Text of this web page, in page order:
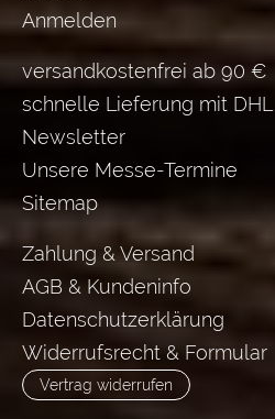
Anmelden
versandkostenfrei ab 90 €
schnelle Lieferung mit DHL
Newsletter
Unsere Messe-Termine
Sitemap
Zahlung & Versand
AGB & Kundeninfo
Datenschutzerklärung
Widerrufsrecht & Formular
Vertrag widerrufen